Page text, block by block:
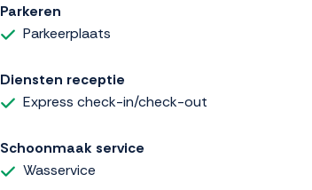
Parkeren
Parkeerplaats
Diensten receptie
Express check-in/check-out
Schoonmaak service
Wasservice